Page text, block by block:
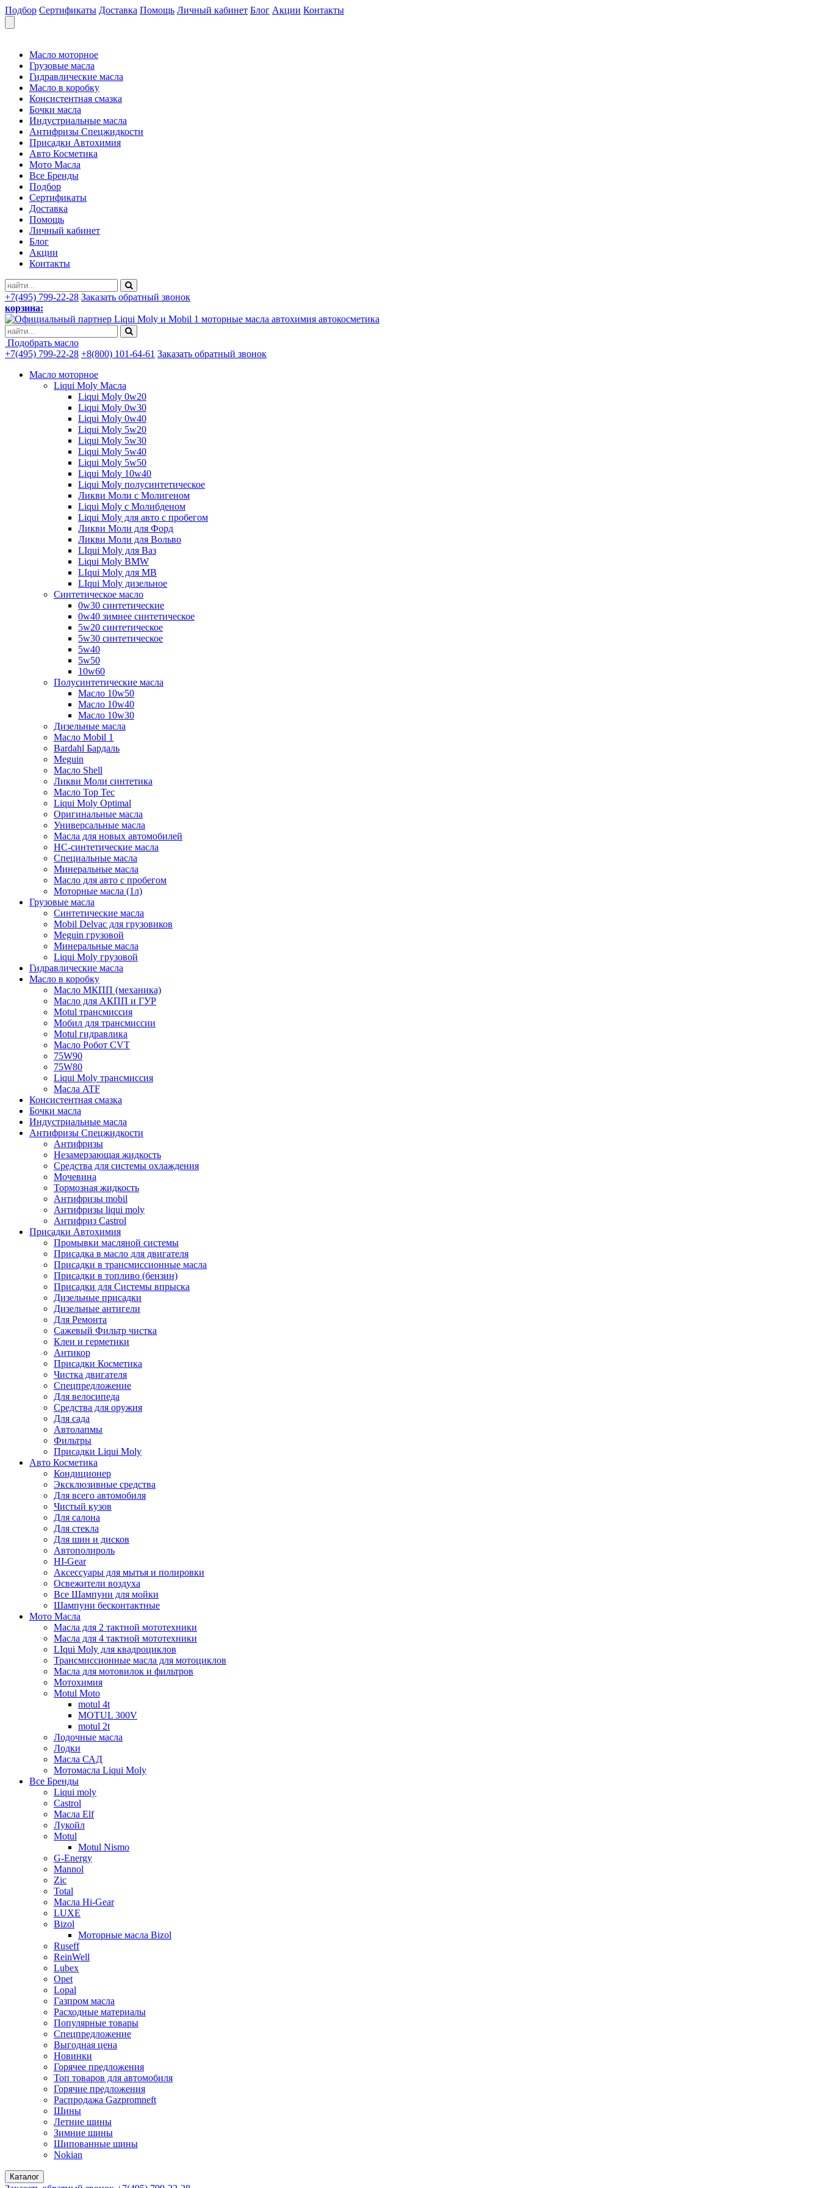
Подбор Сертификаты Доставка Помощь Личный кабинет Блог Акции Контакты
Масло моторное
Грузовые масла
Гидравлические масла
Масло в коробку
Консистентная смазка
Бочки масла
Индустриальные масла
Антифризы Спецжидкости
Присадки Автохимия
Авто Косметика
Мото Масла
Все Бренды
Подбор
Сертификаты
Доставка
Помощь
Личный кабинет
Блог
Акции
Контакты
+7(495) 799-22-28 Заказать обратный звонок
корзина:
моторные масла автохимия автокосметика
Подобрать масло
+7(495) 799-22-28 +8(800) 101-64-61 Заказать обратный звонок
Масло моторное
Liqui Moly Масла
Liqui Moly 0w20
Liqui Moly 0w30
Liqui Moly 0w40
Liqui Moly 5w20
Liqui Moly 5w30
Liqui Moly 5w40
Liqui Moly 5w50
Liqui Moly 10w40
Liqui Moly полусинтетическое
Ликви Моли с Молигеном
Liqui Moly с Молибденом
Liqui Moly для авто с пробегом
Ликви Моли для Форд
Ликви Моли для Вольво
LIqui Moly для Ваз
Liqui Moly BMW
LIqui Moly для MB
LIqui Moly дизельное
Синтетическое масло
0w30 синтетические
0w40 зимнее синтетическое
5w20 синтетическое
5w30 синтетическое
5w40
5w50
10w60
Полусинтетические масла
Масло 10w50
Масло 10w40
Масло 10w30
Дизельные масла
Масло Mobil 1
Bardahl Бардаль
Meguin
Масло Shell
Ликви Моли синтетика
Масло Top Tec
Liqui Moly Optimal
Оригинальные масла
Универсальные масла
Масла для новых автомобилей
HC-синтетические масла
Специальные масла
Минеральные масла
Масло для авто с пробегом
Моторные масла (1л)
Грузовые масла
Синтетические масла
Mobil Delvac для грузовиков
Meguin грузовой
Минеральные масла
Liqui Moly грузовой
Гидравлические масла
Масло в коробку
Масло МКПП (механика)
Масло для АКПП и ГУР
Motul трансмиссия
Мобил для трансмиссии
Motul гидравлика
Масло Робот CVT
75W90
75W80
Liqui Moly трансмиссия
Масла ATF
Консистентная смазка
Бочки масла
Индустриальные масла
Антифризы Спецжидкости
Антифризы
Незамерзающая жидкость
Средства для системы охлаждения
Мочевина
Тормозная жидкость
Антифризы mobil
Антифризы liqui moly
Антифриз Castrol
Присадки Автохимия
Промывки масляной системы
Присадка в масло для двигателя
Присадки в трансмиссионные масла
Присадки в топливо (бензин)
Присадки для Системы впрыска
Дизельные присадки
Дизельные антигели
Для Ремонта
Сажевый Фильтр чистка
Клеи и герметики
Антикор
Присадки Косметика
Чистка двигателя
Спецпредложение
Для велосипеда
Средства для оружия
Для сада
Автолапмы
Фильтры
Присадки Liqui Moly
Авто Косметика
Кондиционер
Эксклюзивные средства
Для всего автомобиля
Чистый кузов
Для салона
Для стекла
Для шин и дисков
Автополироль
HI-Gear
Аксессуары для мытья и полировки
Освежители воздуха
Все Шампуни для мойки
Шампуни бесконтактные
Мото Масла
Масла для 2 тактной мототехники
Масла для 4 тактной мототехники
LIqui Moly для квадроциклов
Трансмиссионные масла для мотоциклов
Масла для мотовилок и фильтров
Мотохимия
Motul Moto
motul 4t
MOTUL 300V
motul 2t
Лодочные масла
Лодки
Масла САД
Мотомасла Liqui Moly
Все Бренды
Liqui moly
Castrol
Масла Elf
Лукойл
Motul
Motul Nismo
G-Energy
Mannol
Zic
Total
Масла Hi-Gear
LUXE
Bizol
Моторные масла Bizol
Ruseff
ReinWell
Lubex
Opet
Lopal
Газпром масла
Расходные материалы
Популярные товары
Спецпредложение
Выгодная цена
Новинки
Горячее предложения
Топ товаров для автомобиля
Горячие предложения
Распродажа Gazpromneft
Шины
Летние шины
Зимние шины
Шипованные шины
Nokian
Каталог